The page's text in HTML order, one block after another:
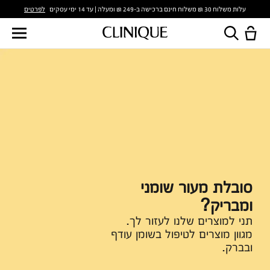
עלות משלוח 30 ₪ משלוח חינם ברכישה ב-249 ₪ ומעלה | עד 14 ימי עסקים לפרטים
סובלת מעור שומני
ומבריק?
תני למוצרים שלנו לעזור לך.
מגוון מוצרים לטיפול בשומן עודף
ובברק.